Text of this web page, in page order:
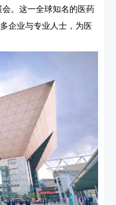
会。这一全球知名的医药
企业与专业人士，为医